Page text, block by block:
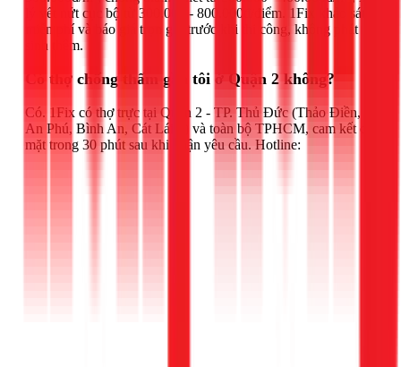
lý vết nứt cục bộ từ 300.000 - 800.000đ/điểm. 1Fix khảo sát
miễn phí và báo giá trọn gói trước khi thi công, không phát
sinh thêm.
Có thợ chống thấm gần tôi ở Quận 2 không?
Có. 1Fix có thợ trực tại Quận 2 - TP. Thủ Đức (Thảo Điền,
An Phú, Bình An, Cát Lái...) và toàn bộ TPHCM, cam kết có
mặt trong 30 phút sau khi nhận yêu cầu. Hotline: